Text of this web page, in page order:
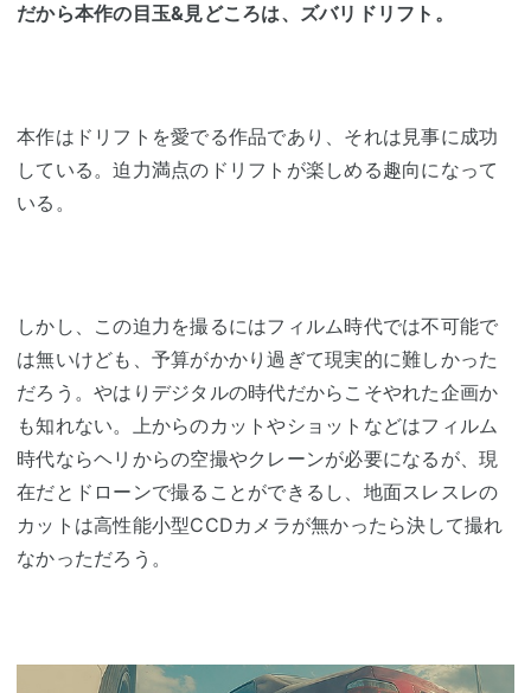
だから本作の目玉&見どころは、ズバリドリフト。
本作はドリフトを愛でる作品であり、それは見事に成功
している。迫力満点のドリフトが楽しめる趣向になって
いる。
しかし、この迫力を撮るにはフィルム時代では不可能で
は無いけども、予算がかかり過ぎて現実的に難しかった
だろう。やはりデジタルの時代だからこそやれた企画か
も知れない。上からのカットやショットなどはフィルム
時代ならヘリからの空撮やクレーンが必要になるが、現
在だとドローンで撮ることができるし、地面スレスレの
カットは高性能小型CCDカメラが無かったら決して撮れ
なかっただろう。